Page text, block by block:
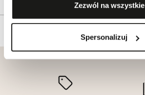
Zezwól na wszystkie
Spersonalizuj